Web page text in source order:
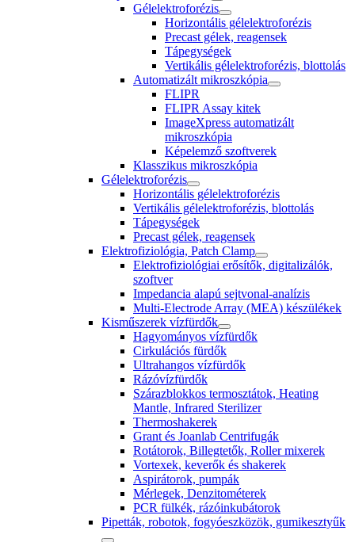
Gélelektroforézis
Horizontális gélelektroforézis
Precast gélek, reagensek
Tápegységek
Vertikális gélelektroforézis, blottolás
Automatizált mikroszkópia
FLIPR
FLIPR Assay kitek
ImageXpress automatizált
mikroszkópia
Képelemző szoftverek
Klasszikus mikroszkópia
Gélelektroforézis
Horizontális gélelektroforézis
Vertikális gélelektroforézis, blottolás
Tápegységek
Precast gélek, reagensek
Elektrofiziológia, Patch Clamp
Elektrofiziológiai erősítők, digitalizálók,
szoftver
Impedancia alapú sejtvonal-analízis
Multi-Electrode Array (MEA) készülékek
Kisműszerek vízfürdők
Hagyományos vízfürdők
Cirkulációs fürdők
Ultrahangos vízfürdők
Rázóvízfürdők
Szárazblokkos termosztátok, Heating
Mantle, Infrared Sterilizer
Thermoshakerek
Grant és Joanlab Centrifugák
Rotátorok, Billegtetők, Roller mixerek
Vortexek, keverők és shakerek
Aspirátorok, pumpák
Mérlegek, Denzitométerek
PCR fülkék, rázóinkubátorok
Pipetták, robotok, fogyóeszközök, gumikesztyűk